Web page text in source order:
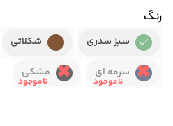
رنگ
سبز سدری شکلاتی
سرمه ای
مشکی